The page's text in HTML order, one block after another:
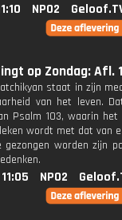
NPO2
op Zondag: Afl.
staat in zijn
van het leven.
Psalm 103, waarin het
wordt met dat van
gezongen worden zijn
NPO2